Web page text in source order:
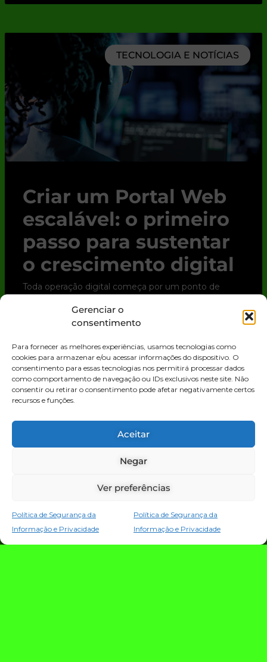
Gerenciar o
consentimento
Para fornecer as melhores experiências, usamos tecnologias como
cookies para armazenar e/ou acessar informações do dispositivo. O
consentimento para essas tecnologias nos permitirá processar dados
como comportamento de navegação ou IDs exclusivos neste site. Não
consentir ou retirar o consentimento pode afetar negativamente certos
recursos e funções.
Aceitar
Negar
Ver preferências
Política de Segurança da
Informação e Privacidade
Política de Segurança da
Informação e Privacidade
TECNOLOGIA E NOTÍCIAS
Criar um Portal Web
escalável: o primeiro
passo para sustentar
o crescimento digital
Toda operação digital começa por um ponto de
interno, esse ponto quase sempre é o Portal Web.
Trata-se de uma solução digital que
LEIA MAIS »
TECNOLOGIA E NOTÍCIAS